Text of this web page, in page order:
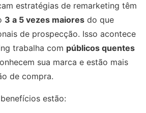
estratégias de remarketing têm
3 a 5 vezes maiores do que
de prospecção. Isso acontece
trabalha com públicos quentes
sua marca e estão mais
de compra.
estão: